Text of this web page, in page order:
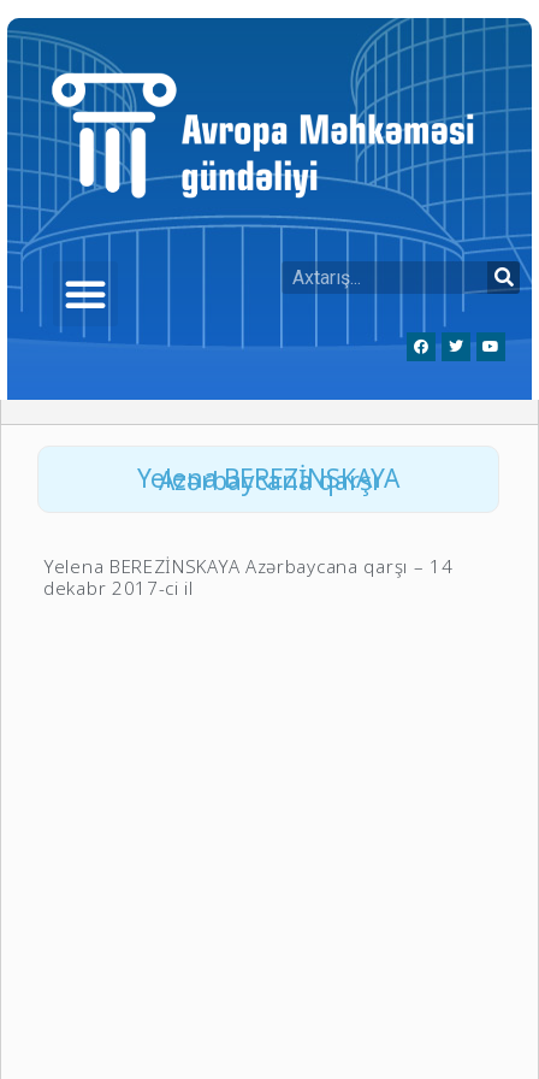
Yelena BEREZİNSKAYA Azərbaycana qarşı
Yelena BEREZİNSKAYA Azərbaycana qarşı – 14
dekabr 2017-ci il